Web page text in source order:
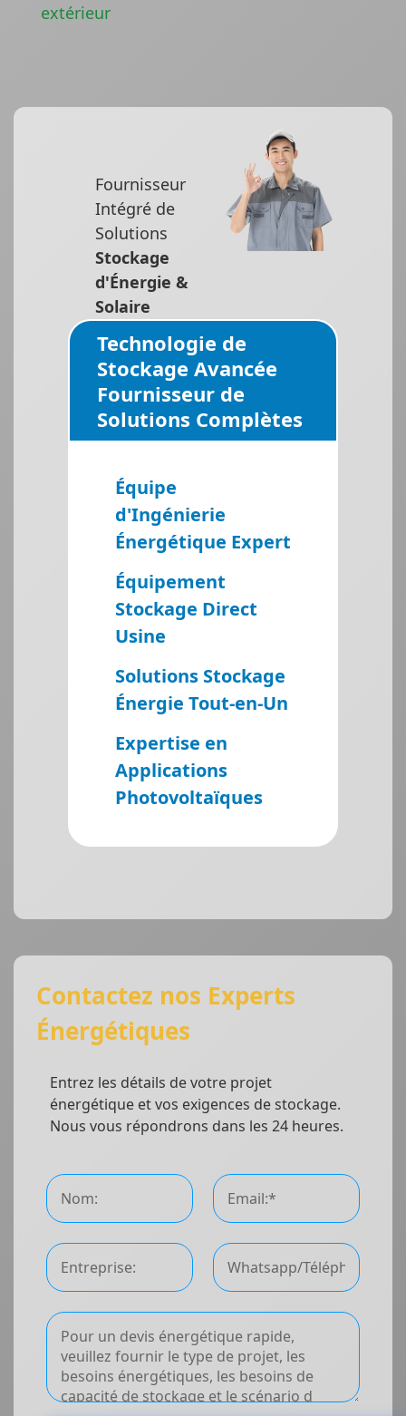
extérieur
Fournisseur
Intégré de
Solutions
Stockage
d'Énergie &
Solaire
Technologie de
Stockage Avancée
Fournisseur de
Solutions Complètes
Équipe
d'Ingénierie
Énergétique Expert
Équipement
Stockage Direct
Usine
Solutions Stockage
Énergie Tout-en-Un
Expertise en
Applications
Photovoltaïques
Contactez nos Experts
Énergétiques
Entrez les détails de votre projet
énergétique et vos exigences de stockage.
Nous vous répondrons dans les 24 heures.